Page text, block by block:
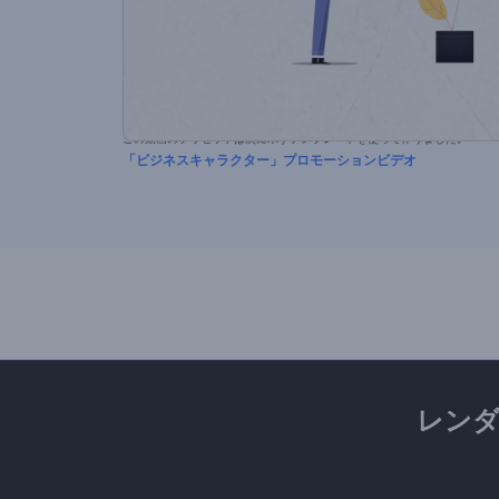
この動画のプリセットは次に示すテンプレートを使って作りました。
「ビジネスキャラクター」プロモーションビデオ
レン